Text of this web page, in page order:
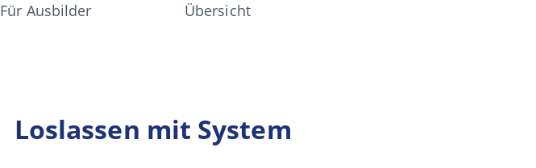
Für Ausbilder Übersicht
Loslassen mit System